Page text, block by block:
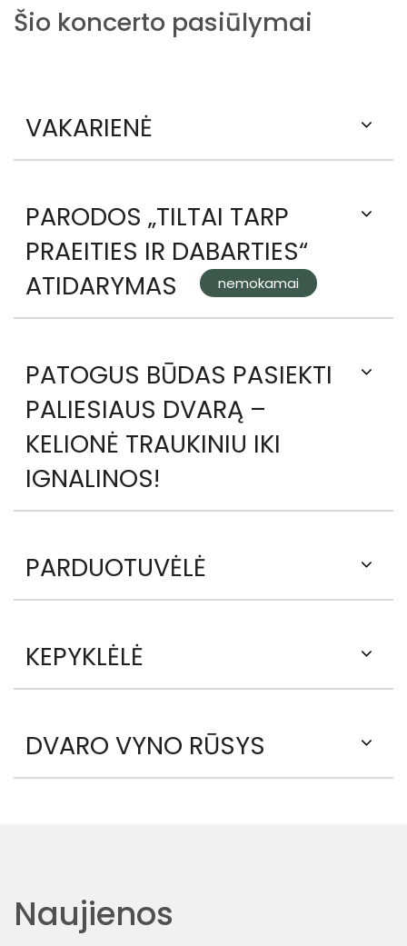
Šio koncerto pasiūlymai
VAKARIENĖ
PARODOS „TILTAI TARP
PRAEITIES IR DABARTIES“
ATIDARYMAS
nemokamai
PATOGUS BŪDAS PASIEKTI
PALIESIAUS DVARĄ –
KELIONĖ TRAUKINIU IKI
IGNALINOS!
PARDUOTUVĖLĖ
KEPYKLĖLĖ
DVARO VYNO RŪSYS
Naujienos